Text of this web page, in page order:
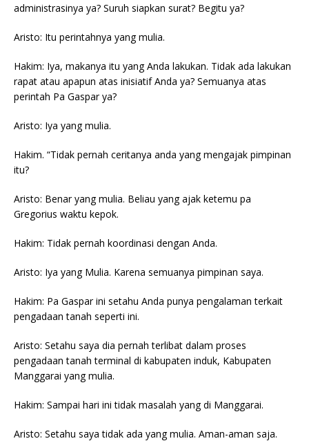
administrasinya ya? Suruh siapkan surat? Begitu ya?
Aristo: Itu perintahnya yang mulia.
Hakim: Iya, makanya itu yang Anda lakukan. Tidak ada lakukan
rapat atau apapun atas inisiatif Anda ya? Semuanya atas
perintah Pa Gaspar ya?
Aristo: Iya yang mulia.
Hakim. “Tidak pernah ceritanya anda yang mengajak pimpinan
itu?
Aristo: Benar yang mulia. Beliau yang ajak ketemu pa
Gregorius waktu kepok.
Hakim: Tidak pernah koordinasi dengan Anda.
Aristo: Iya yang Mulia. Karena semuanya pimpinan saya.
Hakim: Pa Gaspar ini setahu Anda punya pengalaman terkait
pengadaan tanah seperti ini.
Aristo: Setahu saya dia pernah terlibat dalam proses
pengadaan tanah terminal di kabupaten induk, Kabupaten
Manggarai yang mulia.
Hakim: Sampai hari ini tidak masalah yang di Manggarai.
Aristo: Setahu saya tidak ada yang mulia. Aman-aman saja.